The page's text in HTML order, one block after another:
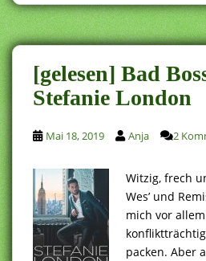
[gelesen] Bad
Stefanie London
Mai 18, 2019 Anja 2
Witzig, frech
Wes’ und
mich vor
packen. Aber